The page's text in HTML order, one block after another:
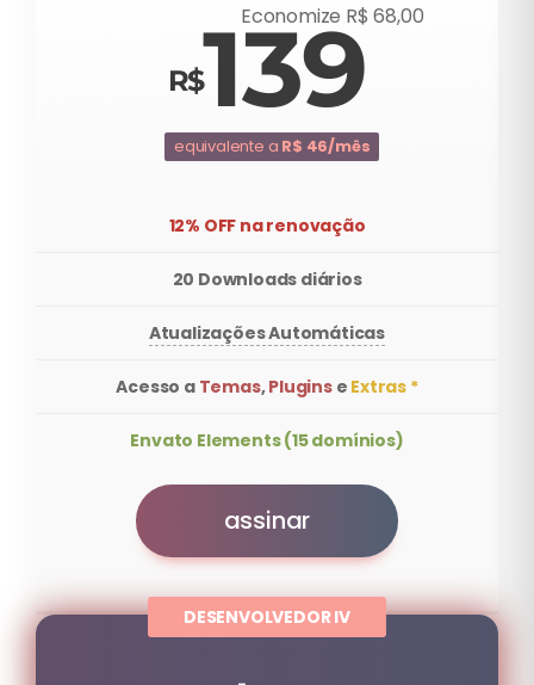
139
Economize R$ 68,00
equivalente a R$ 46/mês
12% OFF na renovação
20 Downloads diários
Atualizações Automáticas
Acesso a Temas,Pluginse Extras *
Envato Elements (15 domínios)
assinar
DESENVOLVEDOR IV